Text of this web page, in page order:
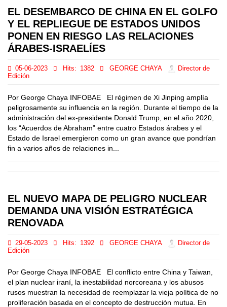
EL DESEMBARCO DE CHINA EN EL GOLFO
Y EL REPLIEGUE DE ESTADOS UNIDOS
PONEN EN RIESGO LAS RELACIONES
ÁRABES-ISRAELÍES
05-06-2023 Hits: 1382 GEORGE CHAYA
Director de
Edición
Por George Chaya INFOBAE El régimen de Xi Jinping amplía
peligrosamente su influencia en la región. Durante el tiempo de la
administración del ex-presidente Donald Trump, en el año 2020,
los “Acuerdos de Abraham” entre cuatro Estados árabes y el
Estado de Israel emergieron como un gran avance que pondrían
fin a varios años de relaciones in...
EL NUEVO MAPA DE PELIGRO NUCLEAR
DEMANDA UNA VISIÓN ESTRATÉGICA
RENOVADA
29-05-2023 Hits: 1392 GEORGE CHAYA
Director de
Edición
Por George Chaya INFOBAE El conflicto entre China y Taiwan,
el plan nuclear iraní, la inestabilidad norcoreana y los abusos
rusos muestran la necesidad de reemplazar la vieja política de no
proliferación basada en el concepto de destrucción mutua. En